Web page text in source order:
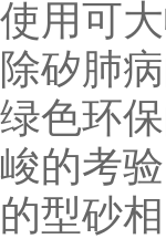
使用可
除矽肺
绿色环
峻的考
的型砂